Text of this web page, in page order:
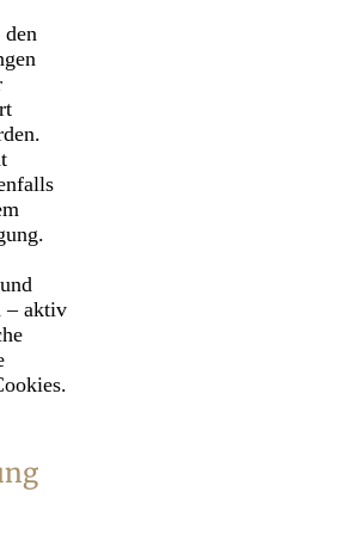
– aktiv